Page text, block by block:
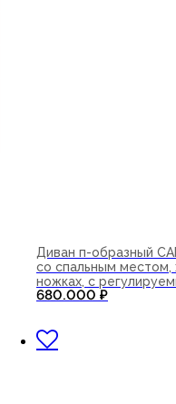
Диван п-образный
со спальным местом,
ножках, с
680.000 ₽